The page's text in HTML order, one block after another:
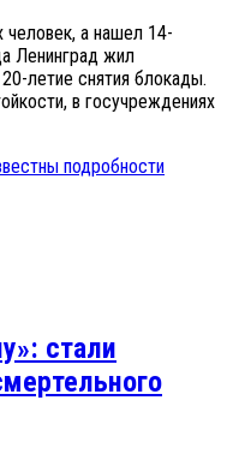
человек, а нашел 14-
Ленинград жил
летие снятия блокады.
в госучреждениях
стали